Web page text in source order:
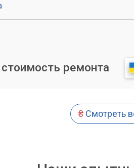
ремонта
₴ Смотреть